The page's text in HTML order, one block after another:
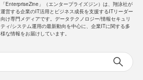
「EnterpriseZine」（エンタープライズジン）は、翔泳社が
運営する企業のIT活用とビジネス成長を支援するITリーダー
向け専門メディアです。データテクノロジー/情報セキュリ
ティ/システム運用の最新動向を中心に、企業ITに関する多
様な情報をお届けしています。